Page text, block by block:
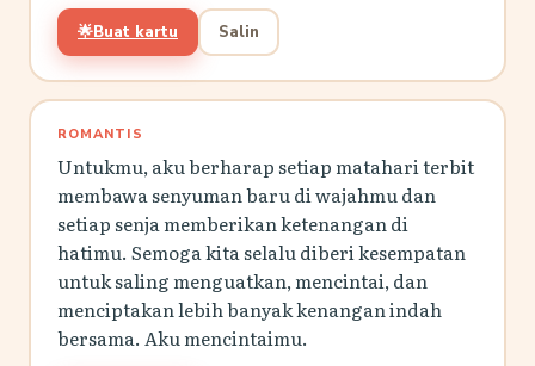
🌟Buat kartu Salin
ROMANTIS
Untukmu, aku berharap setiap matahari terbit
membawa senyuman baru di wajahmu dan
setiap senja memberikan ketenangan di
hatimu. Semoga kita selalu diberi kesempatan
untuk saling menguatkan, mencintai, dan
menciptakan lebih banyak kenangan indah
bersama. Aku mencintaimu.